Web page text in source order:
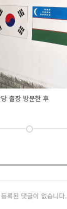
출장 방문한 후
록된 댓글이 없습니다.